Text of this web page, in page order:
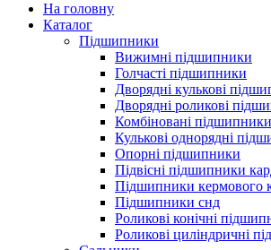
На головну
Каталог
Підшипники
Вижимні підшипники
Голчасті підшипники
Дворядні кулькові
Дворядні роликові
Комбіновані підшипники
Кулькові однорядні
Опорні підшипники
Підвісні підшипники
Підшипники кермового
Підшипники снд
Роликові конічні
Роликові циліндричні